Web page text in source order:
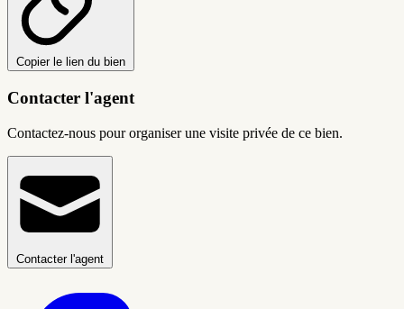
Copier le lien du bien
Contacter l'agent
Contactez-nous pour organiser une visite privée de ce bien.
Contacter l'agent